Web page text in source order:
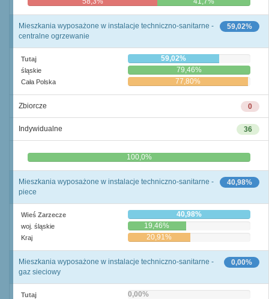
59,02%
Mieszkania wyposażone w instalacje techniczno-sanitarne -
centralne ogrzewanie
Tutaj 59,02%
śląskie 79,46%
Cała Polska 77,80%
0
Zbiorcze
36
Indywidualne
0,0% 100,0%
40,98%
Mieszkania wyposażone w instalacje techniczno-sanitarne -
piece
Wieś Zarzecze 40,98%
woj. śląskie 19,46%
Kraj 20,91%
0,00%
Mieszkania wyposażone w instalacje techniczno-sanitarne -
gaz sieciowy
Tutaj 0,00%